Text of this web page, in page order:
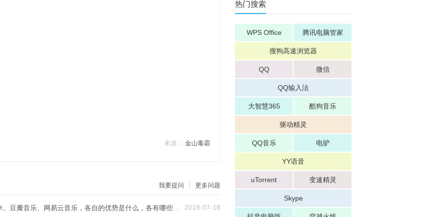
来源： 金山毒霸
我要提问 更多问题
2018-07-18
热门搜索
WPS Office 腾讯电脑管家
搜狗高速浏览器
QQ 微信
QQ输入法
大智慧365 酷狗音乐
驱动精灵
QQ音乐 电驴
YY语音
uTorrent 变速精灵
Skype